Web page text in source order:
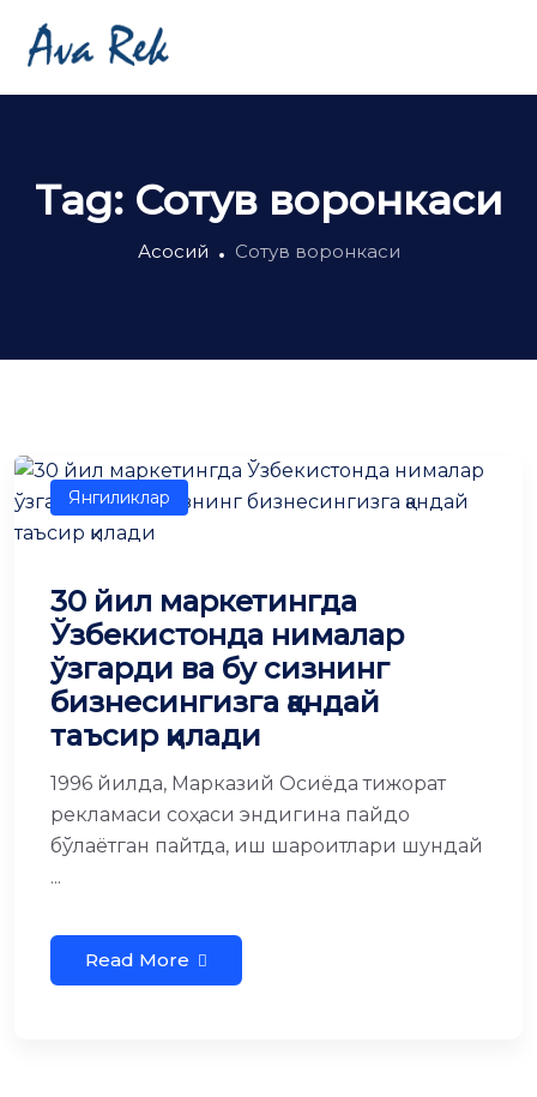
Tag: Сотув воронкаси
Асосий Сотув воронкаси
Янгиликлар
30 йил маркетингда
Ўзбекистонда нималар
ўзгарди ва бу сизнинг
бизнесингизга қандай
таъсир қилади
1996 йилда, Марказий Осиёда тижорат
рекламаси соҳаси эндигина пайдо
бўлаётган пайтда, иш шароитлари шундай
...
Read More